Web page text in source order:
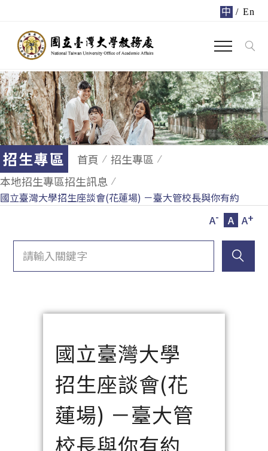
中 / En
招生專區 首頁
招生專區
本地招生專區招生訊息
國立臺灣大學招生座談會(花蓮場) －臺大管校長與你有約
A- A A+
國立臺灣大學
招生座談會(花
蓮場) －臺大管
校長與你有約